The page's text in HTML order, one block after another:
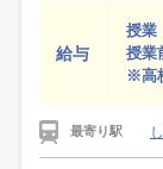
給与
授業
授業
※高
最寄り駅